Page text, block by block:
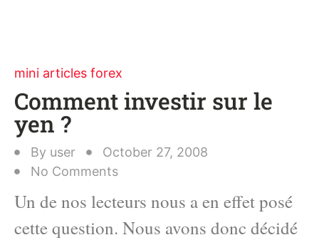
mini articles forex
Comment investir sur le
yen ?
By user
October 27, 2008
No Comments
Un de nos lecteurs nous a en effet posé
cette question. Nous avons donc décidé